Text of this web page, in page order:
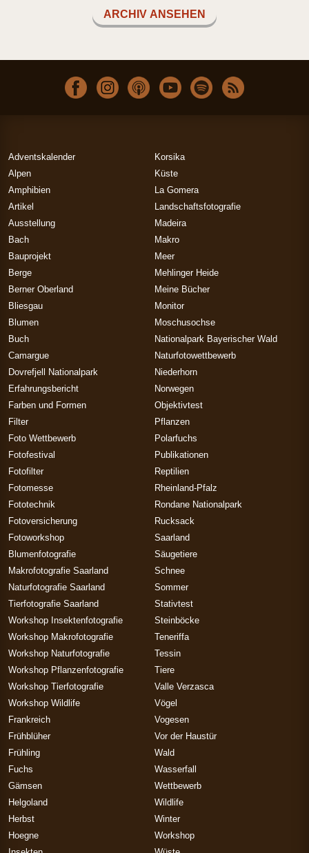
ARCHIV ANSEHEN
Adventskalender
Alpen
Amphibien
Artikel
Ausstellung
Bach
Bauprojekt
Berge
Berner Oberland
Bliesgau
Blumen
Buch
Camargue
Dovrefjell Nationalpark
Erfahrungsbericht
Farben und Formen
Filter
Foto Wettbewerb
Fotofestival
Fotofilter
Fotomesse
Fototechnik
Fotoversicherung
Fotoworkshop
Blumenfotografie
Makrofotografie Saarland
Naturfotografie Saarland
Tierfotografie Saarland
Workshop Insektenfotografie
Workshop Makrofotografie
Workshop Naturfotografie
Workshop Pflanzenfotografie
Workshop Tierfotografie
Workshop Wildlife
Frankreich
Frühblüher
Frühling
Fuchs
Gämsen
Helgoland
Herbst
Hoegne
Korsika
Küste
La Gomera
Landschaftsfotografie
Madeira
Makro
Meer
Mehlinger Heide
Meine Bücher
Monitor
Moschusochse
Nationalpark Bayerischer Wald
Naturfotowettbewerb
Niederhorn
Norwegen
Objektivtest
Pflanzen
Polarfuchs
Publikationen
Reptilien
Rheinland-Pfalz
Rondane Nationalpark
Rucksack
Saarland
Säugetiere
Schnee
Sommer
Stativtest
Steinböcke
Teneriffa
Tessin
Tiere
Valle Verzasca
Vögel
Vogesen
Vor der Haustür
Wald
Wasserfall
Wettbewerb
Wildlife
Winter
Workshop